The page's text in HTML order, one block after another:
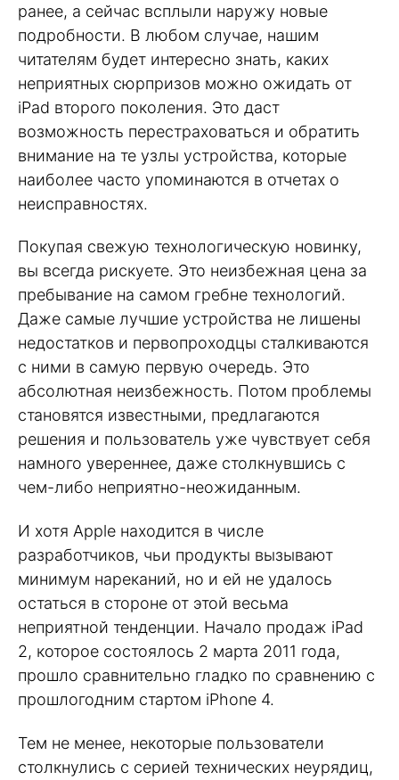
ранее, а сейчас всплыли наружу новые
подробности. В любом случае, нашим
читателям будет интересно знать, каких
неприятных сюрпризов можно ожидать от
iPad второго поколения. Это даст
возможность перестраховаться и обратить
внимание на те узлы устройства, которые
наиболее часто упоминаются в отчетах о
неисправностях.
Покупая свежую технологическую новинку,
вы всегда рискуете. Это неизбежная цена за
пребывание на самом гребне технологий.
Даже самые лучшие устройства не лишены
недостатков и первопроходцы сталкиваются
с ними в самую первую очередь. Это
абсолютная неизбежность. Потом проблемы
становятся известными, предлагаются
решения и пользователь уже чувствует себя
намного увереннее, даже столкнувшись с
чем-либо неприятно-неожиданным.
И хотя Apple находится в числе
разработчиков, чьи продукты вызывают
минимум нареканий, но и ей не удалось
остаться в стороне от этой весьма
неприятной тенденции. Начало продаж iPad
2, которое состоялось 2 марта 2011 года,
прошло сравнительно гладко по сравнению с
прошлогодним стартом iPhone 4.
Тем не менее, некоторые пользователи
столкнулись с серией технических неурядиц,